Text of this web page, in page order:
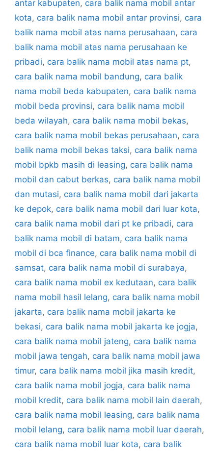
antar kabupaten, cara balik nama mobil antar
kota, cara balik nama mobil antar provinsi, cara
balik nama mobil atas nama perusahaan, cara
balik nama mobil atas nama perusahaan ke
pribadi, cara balik nama mobil atas nama pt,
cara balik nama mobil bandung, cara balik
nama mobil beda kabupaten, cara balik nama
mobil beda provinsi, cara balik nama mobil
beda wilayah, cara balik nama mobil bekas,
cara balik nama mobil bekas perusahaan, cara
balik nama mobil bekas taksi, cara balik nama
mobil bpkb masih di leasing, cara balik nama
mobil dan cabut berkas, cara balik nama mobil
dan mutasi, cara balik nama mobil dari jakarta
ke depok, cara balik nama mobil dari luar kota,
cara balik nama mobil dari pt ke pribadi, cara
balik nama mobil di batam, cara balik nama
mobil di bca finance, cara balik nama mobil di
samsat, cara balik nama mobil di surabaya,
cara balik nama mobil ex kedutaan, cara balik
nama mobil hasil lelang, cara balik nama mobil
jakarta, cara balik nama mobil jakarta ke
bekasi, cara balik nama mobil jakarta ke jogja,
cara balik nama mobil jateng, cara balik nama
mobil jawa tengah, cara balik nama mobil jawa
timur, cara balik nama mobil jika masih kredit,
cara balik nama mobil jogja, cara balik nama
mobil kredit, cara balik nama mobil lain daerah,
cara balik nama mobil leasing, cara balik nama
mobil lelang, cara balik nama mobil luar daerah,
cara balik nama mobil luar kota, cara balik